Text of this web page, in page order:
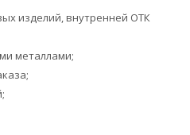
изделий, внутренней ОТК
металлами;